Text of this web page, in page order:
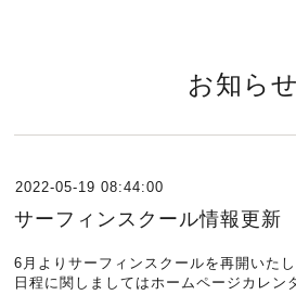
お知らせ
2022-05-19 08:44:00
サーフィンスクール情報更新
6月よりサーフィンスクールを再開いたし
日程に関しましてはホームページカレン